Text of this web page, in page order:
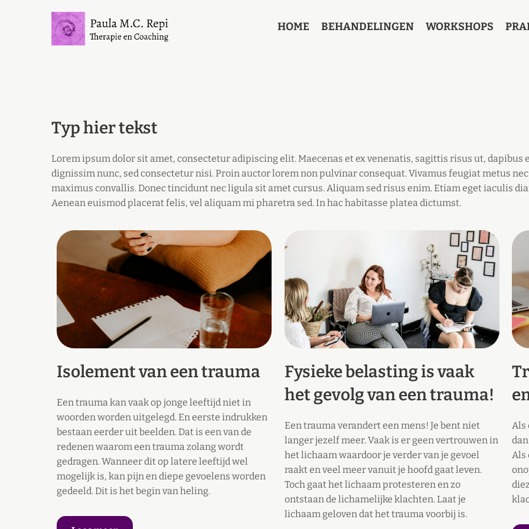
HOME BEHANDELINGEN WORKSHOPS
Typ hier tekst
Lorem ipsum dolor sit amet, consectetur adipiscing elit. Maecenas et ex venenatis, sagittis risus ut,
dignissim nunc, sed consectetur nisi. Proin auctor lorem non pulvinar consequat. Vivamus feugiat metus
maximus convallis. Donec tincidunt nec ligula sit amet cursus. Aliquam sed risus enim. Etiam eget iaculis
Aenean euismod placerat felis, vel aliquam mi pharetra sed. In hac habitasse platea dictumst.
Isolement van een trauma
Een trauma kan vaak op jonge leeftijd niet in
woorden worden uitgelegd. En eerste indrukken
bestaan eerder uit beelden. Dat is een van de
redenen waarom een trauma zolang wordt
gedragen. Wanneer dit op latere leeftijd wel
mogelijk is, kan pijn en diepe gevoelens worden
gedeeld. Dit is het begin van heling.
Fysieke belasting is vaak
het gevolg van een trauma!
Een trauma verandert een mens! Je bent niet
langer jezelf meer. Vaak is er geen vertrouwen in
het lichaam waardoor je verder van je gevoel
raakt en veel meer vanuit je hoofd gaat leven.
Toch gaat het lichaam protesteren en zo
ontstaan de lichamelijke klachten. Laat je
lichaam geloven dat het trauma voorbij is.
Als
Als